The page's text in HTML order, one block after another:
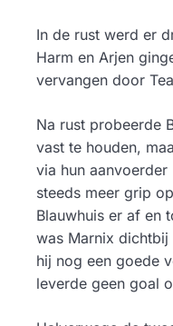
In de rust werd er
Harm en Arjen
vervangen door
Na rust probeerde
vast te houden,
via hun aanvoerder
steeds meer grip
Blauwhuis er af en
was Marnix
hij nog een goede
leverde geen goal